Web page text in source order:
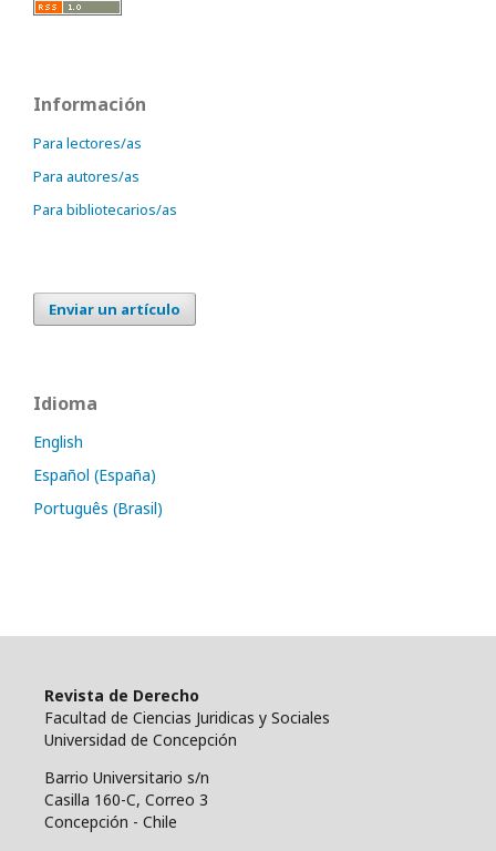
Información
Para lectores/as
Para autores/as
Para bibliotecarios/as
Enviar un artículo
Idioma
English
Español (España)
Português (Brasil)
Revista de Derecho
Facultad de Ciencias Juridicas y Sociales
Universidad de Concepción
Barrio Universitario s/n
Casilla 160-C, Correo 3
Concepción - Chile